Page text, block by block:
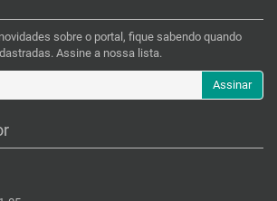
sobre o portal, fique sabendo quando
Assine a nossa lista.
Assinar